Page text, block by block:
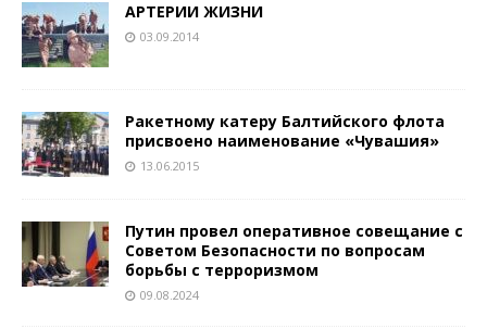
АРТЕРИИ ЖИЗНИ
03.09.2014
Ракетному катеру Балтийского флота
присвоено наименование «Чувашия»
13.06.2015
Путин провел оперативное совещание с
Советом Безопасности по вопросам
борьбы с терроризмом
09.08.2024